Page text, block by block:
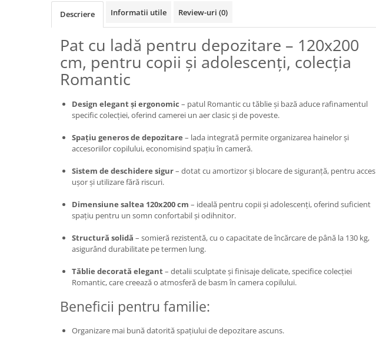
Descriere Informatii utile Review-uri (0)
Pat cu ladă pentru depozitare – 120x200
cm, pentru copii și adolescenți, colecția
Romantic
Design elegant și ergonomic – patul Romantic cu tăblie și bază aduce rafinamentul
specific colecției, oferind camerei un aer clasic și de poveste.
Spațiu generos de depozitare – lada integrată permite organizarea hainelor și
accesoriilor copilului, economisind spațiu în cameră.
Sistem de deschidere sigur– dotat cu amortizor și blocare de siguranță, pentru acces
ușor și utilizare fără riscuri.
Dimensiune saltea 120x200 cm – ideală pentru copii și adolescenți, oferind suficient
spațiu pentru un somn confortabil și odihnitor.
Structură solidă – somieră rezistentă, cu o capacitate de încărcare de până la 130 kg,
asigurând durabilitate pe termen lung.
Tăblie decorată elegant– detalii sculptate și finisaje delicate, specifice colecției
Romantic, care creează o atmosferă de basm în camera copilului.
Beneficii pentru familie:
Organizare mai bună datorită spațiului de depozitare ascuns.